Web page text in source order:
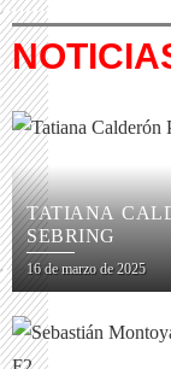
TATIANA
SEBRING
16 de marzo de 2025